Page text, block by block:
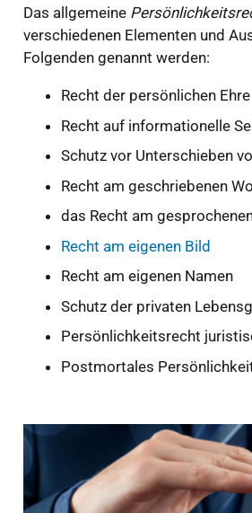
Das allgemeine
verschiedenen Elementen und
Folgenden genannt werden:
Recht der persönlichen Ehre
Recht auf informationelle
Schutz vor Unterschieben
Recht am geschriebenen
das Recht am
Recht am eigenen Bild
Recht am eigenen Namen
Schutz der privaten
Persönlichkeitsrecht
Postmortales